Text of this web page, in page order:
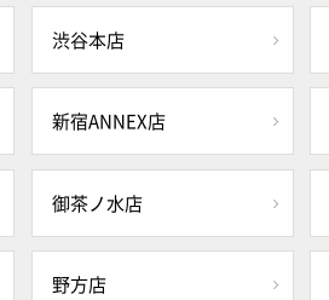
渋谷本店
新宿ANNEX店
御茶ノ水店
野方店